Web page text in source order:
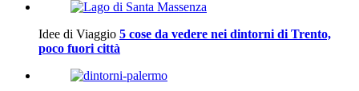
Idee di Viaggio 5 cose da vedere nei dintorni di Trento,
poco fuori città